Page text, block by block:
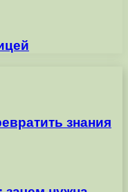
знания